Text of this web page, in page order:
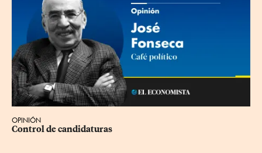
OPINIÓN
Control de candidaturas